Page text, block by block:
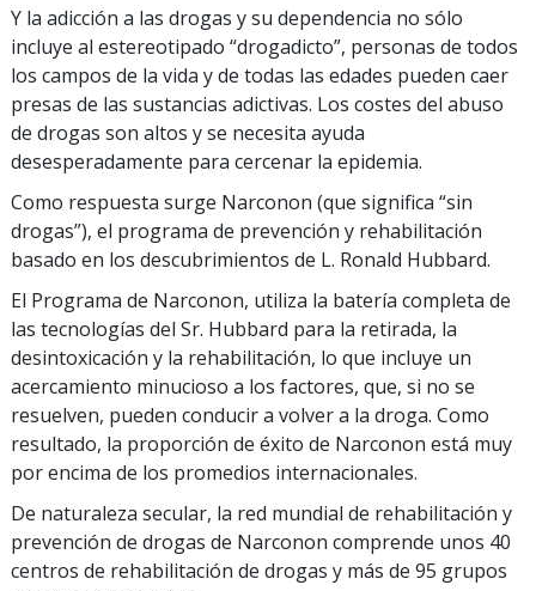
Y la adicción a las drogas y su dependencia no sólo
incluye al estereotipado “drogadicto”, personas de todos
los campos de la vida y de todas las edades pueden caer
presas de las sustancias adictivas. Los costes del abuso
de drogas son altos y se necesita ayuda
desesperadamente para cercenar la epidemia.
Como respuesta surge Narconon (que significa “sin
drogas”), el programa de prevención y rehabilitación
basado en los descubrimientos de L. Ronald Hubbard.
El Programa de Narconon, utiliza la batería completa de
las tecnologías del Sr. Hubbard para la retirada, la
desintoxicación y la rehabilitación, lo que incluye un
acercamiento minucioso a los factores, que, si no se
resuelven, pueden conducir a volver a la droga. Como
resultado, la proporción de éxito de Narconon está muy
por encima de los promedios internacionales.
De naturaleza secular, la red mundial de rehabilitación y
prevención de drogas de Narconon comprende unos 40
centros de rehabilitación de drogas y más de 95 grupos